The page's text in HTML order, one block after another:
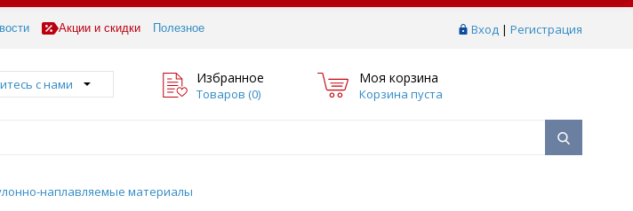
Вход | Регистрация
Акции и скидки Полезное
с нами Избранное
Товаров (0)
Моя корзина
Корзина пуста
наплавляемые материалы